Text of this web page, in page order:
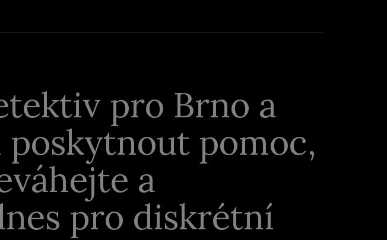
pro Brno a
pomoc,
a
pro diskrétní